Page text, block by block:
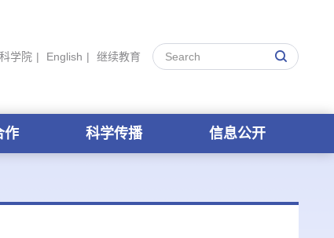
学院 | English | 继续教育
作 科学传播 信息公开